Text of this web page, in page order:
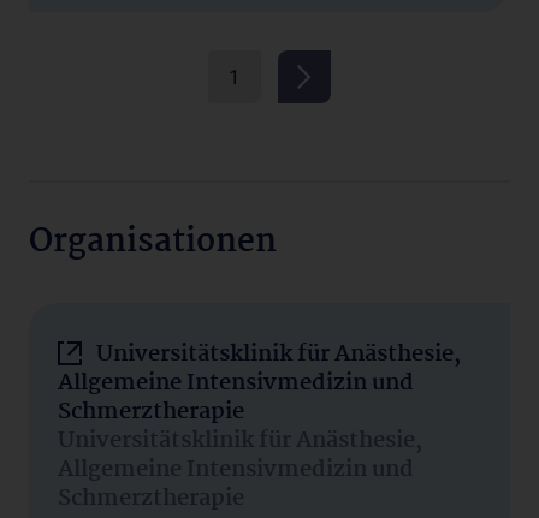
1
Organisationen
Universitätsklinik für Anästhesie,
Allgemeine Intensivmedizin und
Schmerztherapie
Universitätsklinik für Anästhesie,
Allgemeine Intensivmedizin und
Schmerztherapie